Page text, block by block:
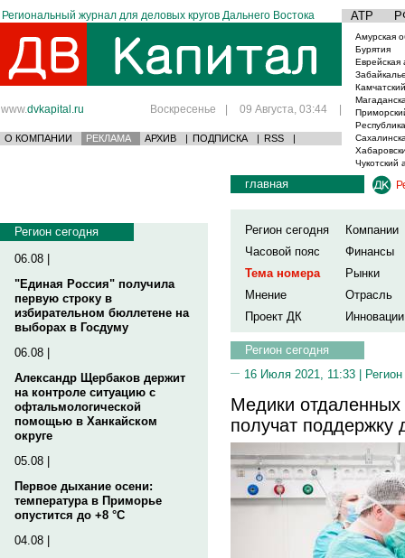
Региональный журнал для деловых кругов Дальнего Востока АТР
www.dvkapital.ru Воскресенье | 09 Августа, 03:44 |
О КОМПАНИИ РЕКЛАМА АРХИВ | ПОДПИСКА | RSS |
Амурская
Бурятия
Еврейская
Чукотский
Регион сегодня
06.08 |
"Единая Россия" получила
первую строку в
избирательном бюллетене на
выборах в Госдуму
06.08 |
Александр Щербаков держит
на контроле ситуацию с
офтальмологической
помощью в Ханкайском
округе
05.08 |
Первое дыхание осени:
температура в Приморье
опустится до +8 °C
04.08 |
главная
Регион сегодня
Компании
Часовой пояс
Финансы
Тема номера
Рынки
Мнение
Отрасль
Проект ДК
Инновации
Регион сегодня
16 Июля 2021, 11:33 |
Медики
получат поддержку